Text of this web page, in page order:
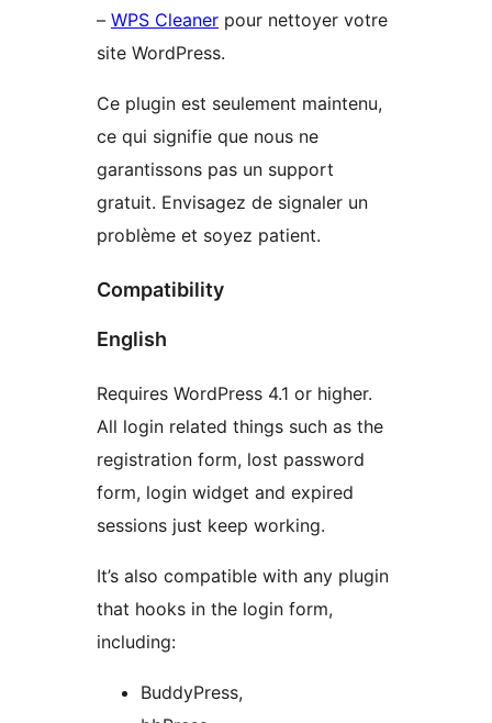
– WPS Cleaner pour nettoyer votre
site WordPress.
Ce plugin est seulement maintenu,
ce qui signifie que nous ne
garantissons pas un support
gratuit. Envisagez de signaler un
problème et soyez patient.
Compatibility
English
Requires WordPress 4.1 or higher.
All login related things such as the
registration form, lost password
form, login widget and expired
sessions just keep working.
It’s also compatible with any plugin
that hooks in the login form,
including:
BuddyPress,